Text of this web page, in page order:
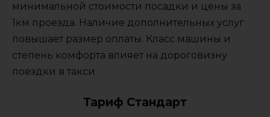
минимальной стоимости посадки и цены за
1км проезда. Наличие дополнительных услуг
повышает размер оплаты. Класс машины и
степень комфорта влияет на дороговизну
поездки в такси.
Тариф Стандарт